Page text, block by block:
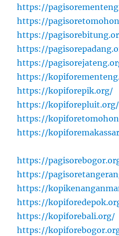
https://
https://
https://
https://
https://
https://
https://kopiforepik.org/
https://kopiforepluit.org/
https://
https://
https://
https://
https://
https://
https://kopiforebali.org/
https://